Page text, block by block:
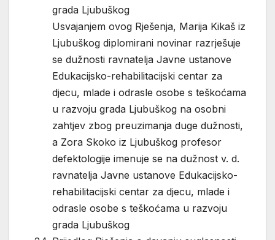
grada Ljubuškog
Usvajanjem ovog Rješenja, Marija Kikaš iz
Ljubuškog diplomirani novinar razrješuje
se dužnosti ravnatelja Javne ustanove
Edukacijsko-rehabilitacijski centar za
djecu, mlade i odrasle osobe s teškoćama
u razvoju grada Ljubuškog na osobni
zahtjev zbog preuzimanja duge dužnosti,
a Zora Skoko iz Ljubuškog profesor
defektologije imenuje se na dužnost v. d.
ravnatelja Javne ustanove Edukacijsko-
rehabilitacijski centar za djecu, mlade i
odrasle osobe s teškoćama u razvoju
grada Ljubuškog